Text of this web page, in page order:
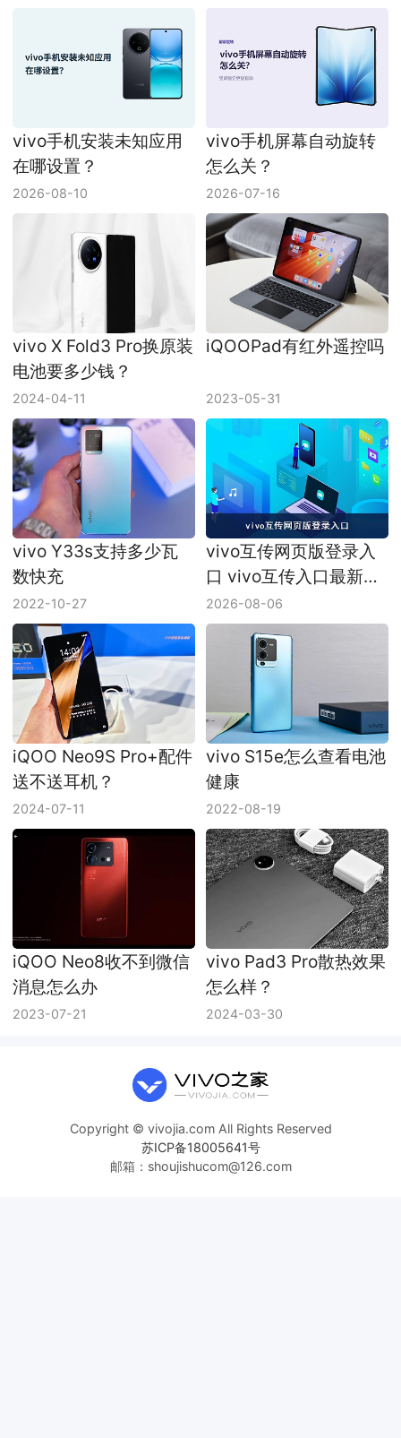
vivo手机安装未知应用
在哪设置？
2026-08-10
vivo手机屏幕自动旋转
怎么关？
2026-07-16
vivo X Fold3 Pro换原装
电池要多少钱？
2024-04-11
iQOOPad有红外遥控吗
2023-05-31
vivo Y33s支持多少瓦
数快充
2022-10-27
vivo互传网页版登录入
口 vivo互传入口最新地
址
2026-08-06
iQOO Neo9S Pro+配件
送不送耳机？
2024-07-11
vivo S15e怎么查看电池
健康
2022-08-19
iQOO Neo8收不到微信
消息怎么办
2023-07-21
vivo Pad3 Pro散热效果
怎么样？
2024-03-30
Copyright © vivojia.com All Rights Reserved
苏ICP备18005641号
邮箱：shoujishucom@126.com